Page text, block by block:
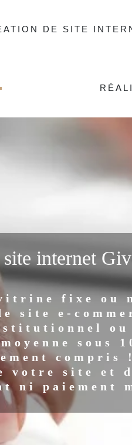
DE SITE
internet
fixe ou
site e-
ou
sous
compris !
site et
ni paiement